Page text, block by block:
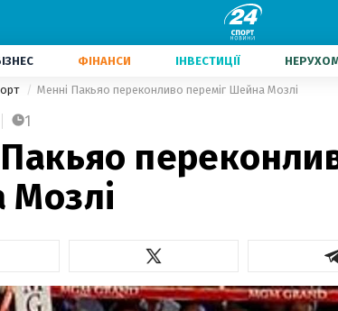
ФІНАНСИ ІНВЕСТИЦІЇ
Менні Пакьяо переконливо переміг Шейна Мозлі
1